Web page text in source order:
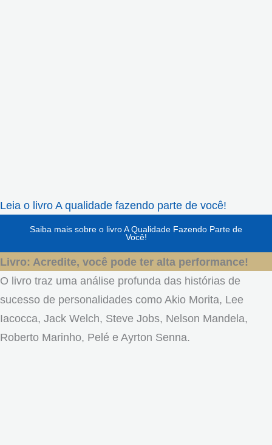
Leia o livro A qualidade fazendo parte de você!
Saiba mais sobre o livro A Qualidade Fazendo Parte de
Você!
Livro: Acredite, você pode ter alta performance!
O livro traz uma análise profunda das histórias de
sucesso de personalidades como Akio Morita, Lee
Iacocca, Jack Welch, Steve Jobs, Nelson Mandela,
Roberto Marinho, Pelé e Ayrton Senna.